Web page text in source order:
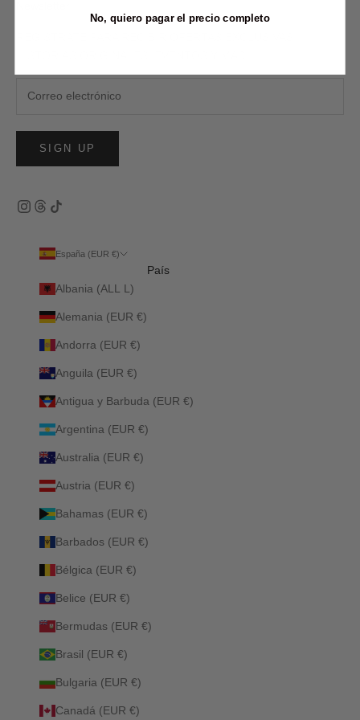
SIGN UP
España (EUR €)
País
Albania (ALL L)
Alemania (EUR €)
Andorra (EUR €)
Anguila (EUR €)
Antigua y Barbuda (EUR €)
Argentina (EUR €)
Australia (EUR €)
Austria (EUR €)
Bahamas (EUR €)
Barbados (EUR €)
Bélgica (EUR €)
Belice (EUR €)
Bermudas (EUR €)
Brasil (EUR €)
Bulgaria (EUR €)
Canadá (EUR €)
No, quiero pagar el precio completo